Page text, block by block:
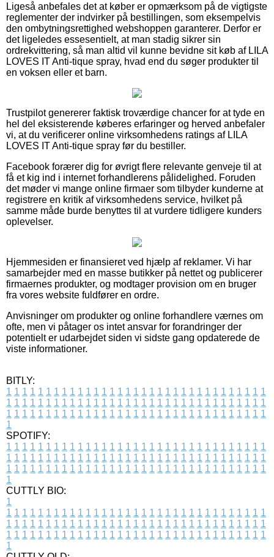
Ligeså anbefales det at køber er opmærksom på de vigtigste
reglementer der indvirker på bestillingen, som eksempelvis
den ombytningsrettighed webshoppen garanterer. Derfor er
det ligeledes essesentielt, at man stadig sikrer sin
ordrekvittering, så man altid vil kunne bevidne sit køb af LILA
LOVES IT Anti-tique spray, hvad end du søger produkter til
en voksen eller et barn.
Trustpilot genererer faktisk troværdige chancer for at tyde en
hel del eksisterende køberes erfaringer og herved anbefaler
vi, at du verificerer online virksomhedens ratings af LILA
LOVES IT Anti-tique spray før du bestiller.
Facebook forærer dig for øvrigt flere relevante genveje til at
få et kig ind i internet forhandlerens pålidelighed. Foruden
det møder vi mange online firmaer som tilbyder kunderne at
registrere en kritik af virksomhedens service, hvilket på
samme måde burde benyttes til at vurdere tidligere kunders
oplevelser.
Hjemmesiden er finansieret ved hjælp af reklamer. Vi har
samarbejder med en masse butikker på nettet og publicerer
firmaernes produkter, og modtager provision om en bruger
fra vores website fuldfører en ordre.
Anvisninger om produkter og online forhandlere værnes om
ofte, men vi påtager os intet ansvar for forandringer der
potentielt er udarbejdet siden vi sidste gang opdaterede de
viste informationer.
BITLY:
1 1 1 1 1 1 1 1 1 1 1 1 1 1 1 1 1 1 1 1 1 1 1 1 1 1 1 1 1 1 1 1 1
1 1 1 1 1 1 1 1 1 1 1 1 1 1 1 1 1 1 1 1 1 1 1 1 1 1 1 1 1 1 1 1 1
1 1 1 1 1 1 1 1 1 1 1 1 1 1 1 1 1 1 1 1 1 1 1 1 1 1 1 1 1 1 1 1 1
1
SPOTIFY:
1 1 1 1 1 1 1 1 1 1 1 1 1 1 1 1 1 1 1 1 1 1 1 1 1 1 1 1 1 1 1 1 1
1 1 1 1 1 1 1 1 1 1 1 1 1 1 1 1 1 1 1 1 1 1 1 1 1 1 1 1 1 1 1 1 1
1 1 1 1 1 1 1 1 1 1 1 1 1 1 1 1 1 1 1 1 1 1 1 1 1 1 1 1 1 1 1 1 1
1
CUTTLY BIO:
1
1 1 1 1 1 1 1 1 1 1 1 1 1 1 1 1 1 1 1 1 1 1 1 1 1 1 1 1 1 1 1 1 1
1 1 1 1 1 1 1 1 1 1 1 1 1 1 1 1 1 1 1 1 1 1 1 1 1 1 1 1 1 1 1 1 1
1 1 1 1 1 1 1 1 1 1 1 1 1 1 1 1 1 1 1 1 1 1 1 1 1 1 1 1 1 1 1 1 1
1